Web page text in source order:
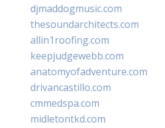
djmaddogmusic.com
thesoundarchitects.com
allin1roofing.com
keepjudgewebb.com
anatomyofadventure.com
drivancastillo.com
cmmedspa.com
midletontkd.com